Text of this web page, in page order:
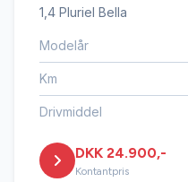
USB-A tilslutning
vinterhjul
1,4 Pluriel Bella
Modelår
Km
Drivmiddel
DKK 24.900,-
Kontantpris